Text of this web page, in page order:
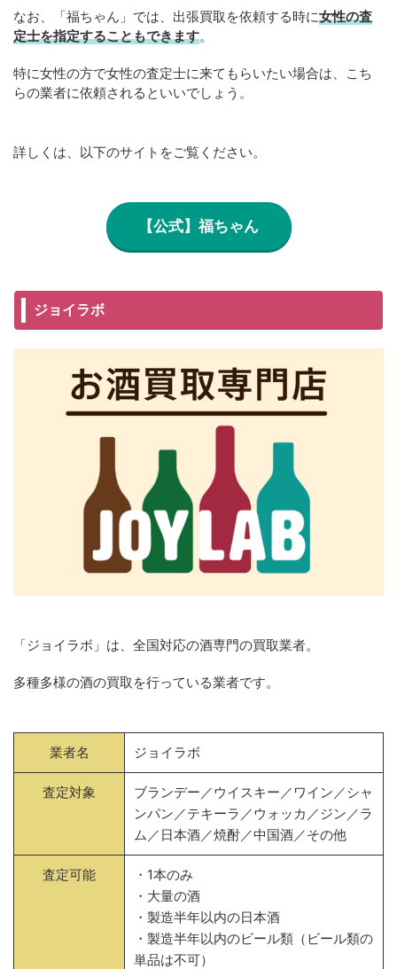
なお、「福ちゃん」では、出張買取を依頼する時に女性の査
定士を指定することもできます。
特に女性の方で女性の査定士に来てもらいたい場合は、こち
らの業者に依頼されるといいでしょう。
詳しくは、以下のサイトをご覧ください。
【公式】福ちゃん
ジョイラボ
「ジョイラボ」は、全国対応の酒専門の買取業者。
多種多様の酒の買取を行っている業者です。
業者名 ジョイラボ
査定対象
ブランデー／ウイスキー／ワイン／シャ
ンパン／テキーラ／ウォッカ／ジン／ラ
ム／日本酒／焼酎／中国酒／その他
査定可能
・1本のみ
・大量の酒
・製造半年以内の日本酒
・製造半年以内のビール類（ビール類の
単品は不可）